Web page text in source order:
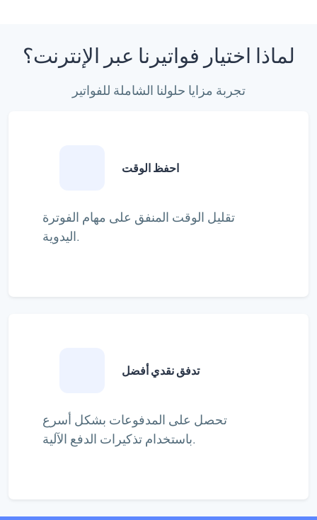
لماذا اختيار فواتيرنا عبر الإنترنت؟
تجربة مزايا حلولنا الشاملة للفواتير
احفظ الوقت
تقليل الوقت المنفق على مهام الفوترة
اليدوية.
تدفق نقدي أفضل
تحصل على المدفوعات بشكل أسرع
باستخدام تذكيرات الدفع الآلية.